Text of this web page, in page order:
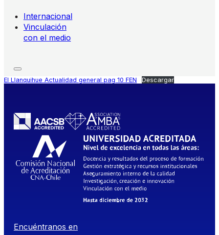
Internacional
Vinculación
con el medio
El Llanquihue Actualidad general pag 10 FEN Descargar
Encuéntranos en